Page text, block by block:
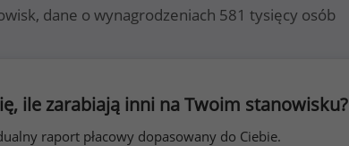
dane o wynagrodzeniach 581 tysięcy osób
ile zarabiają inni na Twoim stanowisku?
raport płacowy dopasowany do Ciebie.